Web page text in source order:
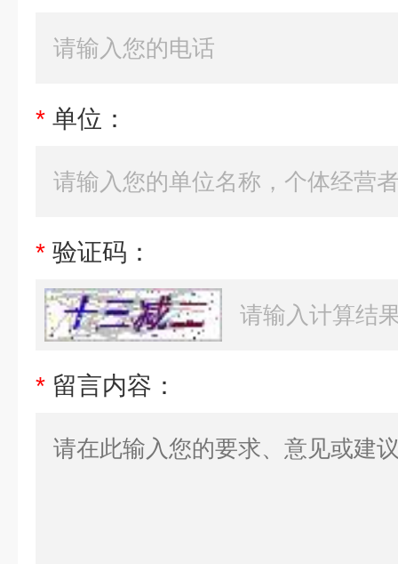
* 单位：
* 验证码：
* 留言内容：